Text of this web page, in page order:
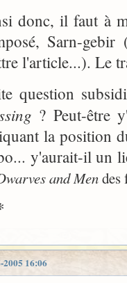
donc, il faut à
Sarn-
l'article...). Le
question
? Peut-être
la position
y'aurait-il un
and Mendes
2005 16:06